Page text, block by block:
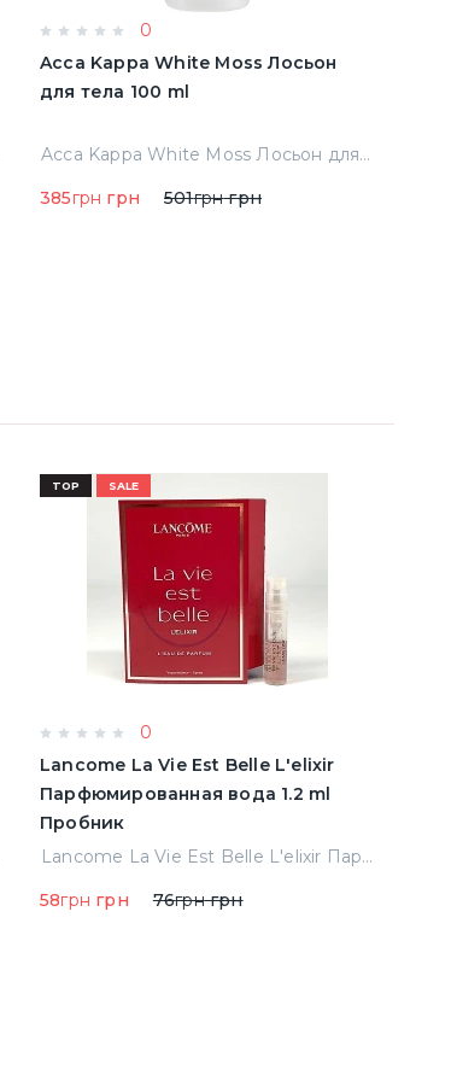
0
Acca Kappa White Moss Лосьон
для тела 100 ml
Acca Kappa White Moss Лосьон для тела 100 ml
385грн грн 501грнгрн
TOP SALE
0
Lancome La Vie Est Belle L'elixir
Парфюмированная вода 1.2 ml
Пробник
Lancome La Vie Est Belle L'elixir Парфюмированная вода 1.2 ml Пробник
58грн грн 76грнгрн